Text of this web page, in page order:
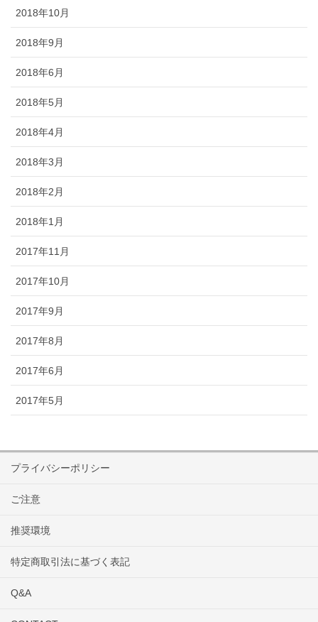
2018年10月
2018年9月
2018年6月
2018年5月
2018年4月
2018年3月
2018年2月
2018年1月
2017年11月
2017年10月
2017年9月
2017年8月
2017年6月
2017年5月
プライバシーポリシー
ご注意
推奨環境
特定商取引法に基づく表記
Q&A